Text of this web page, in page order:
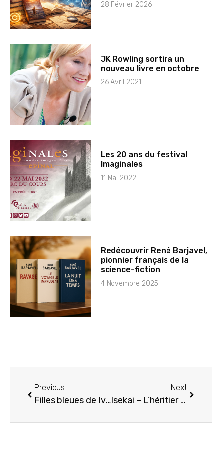
28 Février 2026
JK Rowling sortira un
nouveau livre en octobre
26 Avril 2021
Les 20 ans du festival
Imaginales
11 Mai 2022
Redécouvrir René Barjavel,
pionnier français de la
science-fiction
4 Novembre 2025
Previous
Filles bleues de Ivar Ch’Vavar
Next
Isekai – L’héritier de l’autre monde, tome 3 : Le passage de Jean-Louis Vill